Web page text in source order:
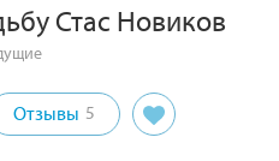
Стас Новиков
Отзывы 5